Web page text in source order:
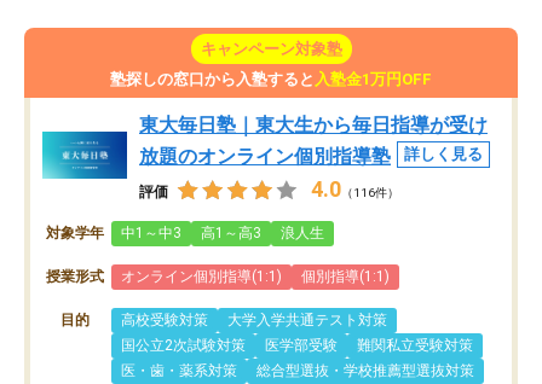
キャンペーン対象塾
塾探しの窓口から入塾すると 入塾金1万円OFF
東大毎日塾｜東大生から毎日指導が受け
放題のオンライン個別指導塾
詳しく見る
評価 4.0 （116件）
対象学年 中1～中3 高1～高3 浪人生
授業形式 オンライン個別指導(1:1) 個別指導(1:1)
目的 高校受験対策
大学入学共通テスト対策
国公立2次試験対策
医学部受験
難関私立受験対策
医・歯・薬系対策
総合型選抜・学校推薦型選抜対策